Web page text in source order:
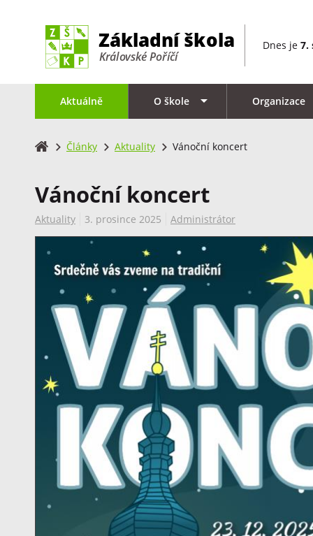
Dnes je 7.
Aktuálně O škole Organizace
Články Aktuality Vánoční koncert
Vánoční koncert
Aktuality 3. prosince 2025 Administrátor